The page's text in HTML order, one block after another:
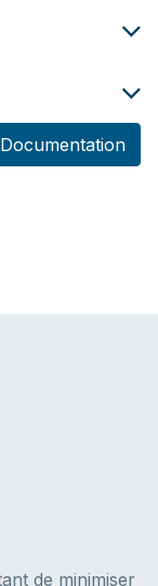
Documentation
de minimiser